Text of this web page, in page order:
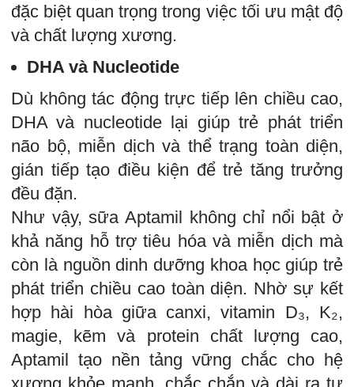
đặc biệt quan trọng trong việc tối ưu mật độ
và chất lượng xương.
DHA và Nucleotide
Dù không tác động trực tiếp lên chiều cao,
DHA và nucleotide lại giúp trẻ phát triển
não bộ, miễn dịch và thể trạng toàn diện,
gián tiếp tạo điều kiện để trẻ tăng trưởng
đều đặn.
Như vậy, sữa Aptamil không chỉ nổi bật ở
khả năng hỗ trợ tiêu hóa và miễn dịch mà
còn là nguồn dinh dưỡng khoa học giúp trẻ
phát triển chiều cao toàn diện. Nhờ sự kết
hợp hài hòa giữa canxi, vitamin D₃, K₂,
magie, kẽm và protein chất lượng cao,
Aptamil tạo nền tảng vững chắc cho hệ